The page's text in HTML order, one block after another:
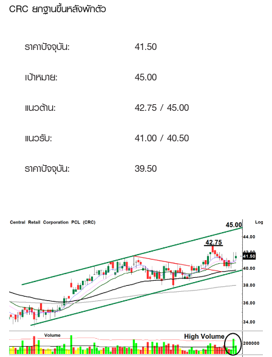
CRC ยกฐานขึ้นหลังพักตัว
ราคาปัจจุบัน:
41.50
เป้าหมาย:
45.00
แนวต้าน:
42.75 / 45.00
แนวรับ:
41.00 / 40.50
ราคาปัจจุบัน:
39.50